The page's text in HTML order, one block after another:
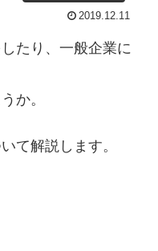
2019.12.11
たり、一般企業に
か。
て解説します。